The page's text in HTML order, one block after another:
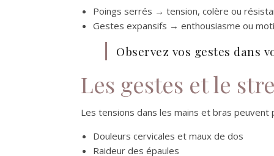
Poings serrés → tension, colère ou
Gestes expansifs → enthousiasme ou
Observez vos gestes dans
Les gestes et le
Les tensions dans les mains et bras peuvent
Douleurs cervicales et maux de dos
Raideur des épaules